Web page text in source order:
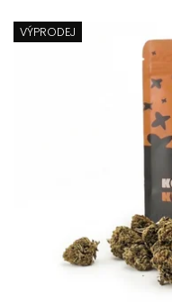
VÝPRODEJ